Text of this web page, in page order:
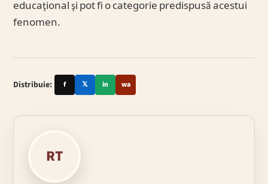
educaţional şi pot fi o categorie predispusă acestui
fenomen.
Distribuie: f 𝕏 in wa
RT